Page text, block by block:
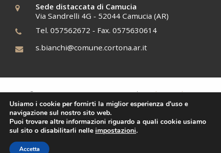
Sede distaccata di Camucia
Via Sandrelli 4G - 52044 Camucia (AR)
Tel. 057562672 - Fax. 0575630614
s.bianchi@comune.cortona.ar.it
© 2017 BCAE, C.F. 12345678910 |Cookies policy
Siti Web Tiphys
Usiamo i cookie per fornirti la miglior esperienza d'uso e
navigazione sul nostro sito web.
Puoi trovare altre informazioni riguardo a quali cookie usiamo
sul sito o disabilitarli nelle impostazioni.
Accetta